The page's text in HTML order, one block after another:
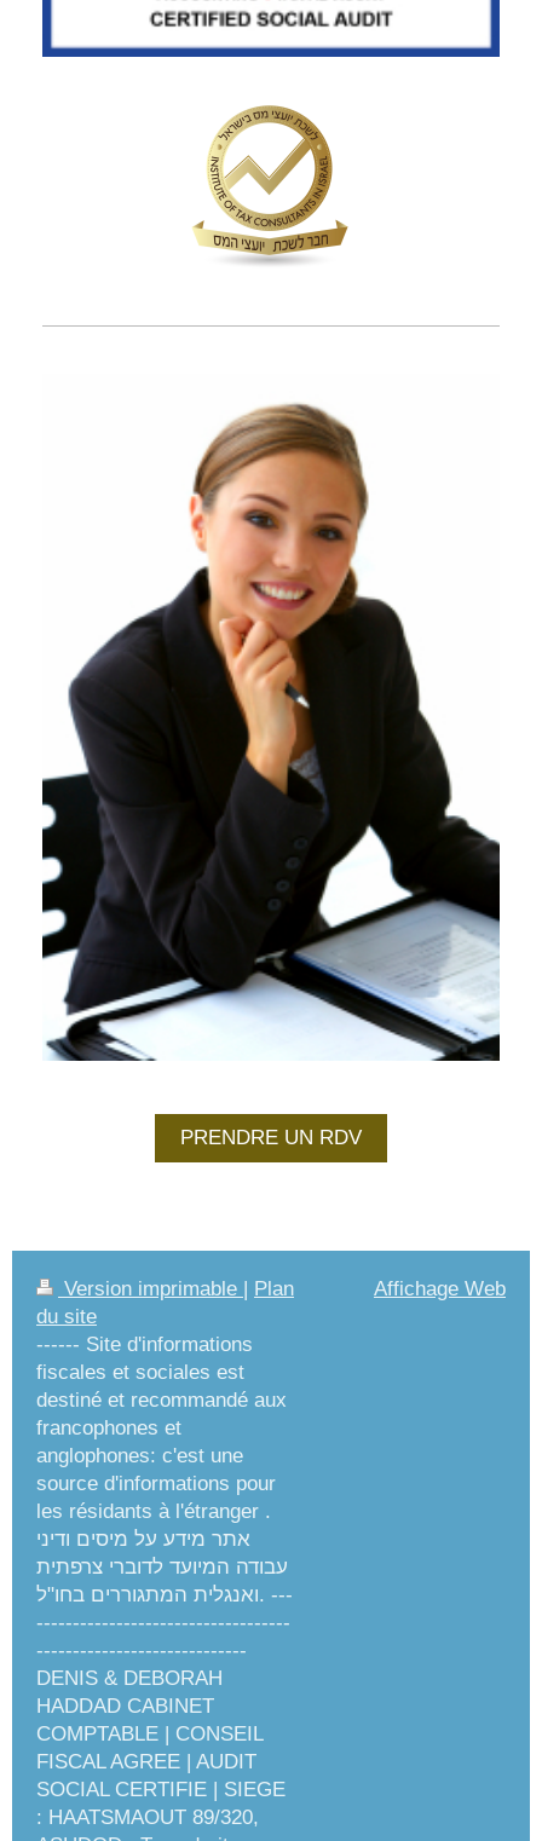
PRENDRE UN RDV
Version imprimable
Plan
du site
------ Site d'informations
fiscales et sociales est
destiné et recommandé aux
francophones et
anglophones: c'est une
source d'informations pour
les résidants à l'étranger .
אתר מידע על מיסים ודיני
עבודה המיועד לדוברי צרפתית
ואנגלית המתגוררים בחו"ל. ---
-----------------------------------
-----------------------------
DENIS & DEBORAH
HADDAD CABINET
COMPTABLE | CONSEIL
FISCAL AGREE | AUDIT
SOCIAL CERTIFIE | SIEGE
: HAATSMAOUT 89/320,
Affichage Web